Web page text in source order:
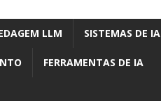
LLM SISTEMAS DE IA
FERRAMENTAS DE IA